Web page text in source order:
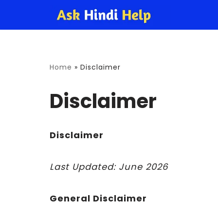
Skip
Home » Disclaimer
Disclaimer
Disclaimer
Last Updated: June 2026
General Disclaimer